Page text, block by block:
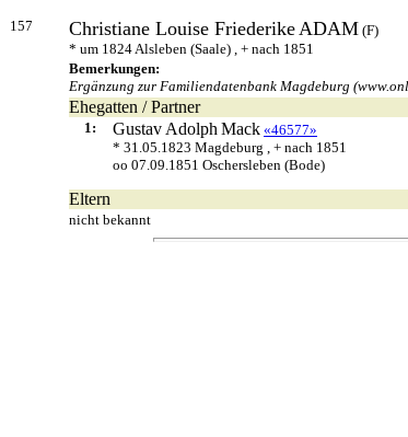
157 Christiane Louise FriederikeADAM (F)
* um 1824 Alsleben (Saale) , + nach 1851
Bemerkungen:
Ergänzung zur Familiendatenbank Magdeburg
Ehegatten / Partner
1: Gustav Adolph Mack «46577»
* 31.05.1823 Magdeburg , + nach 1851
oo 07.09.1851 Oschersleben (Bode)
Eltern
nicht bekannt